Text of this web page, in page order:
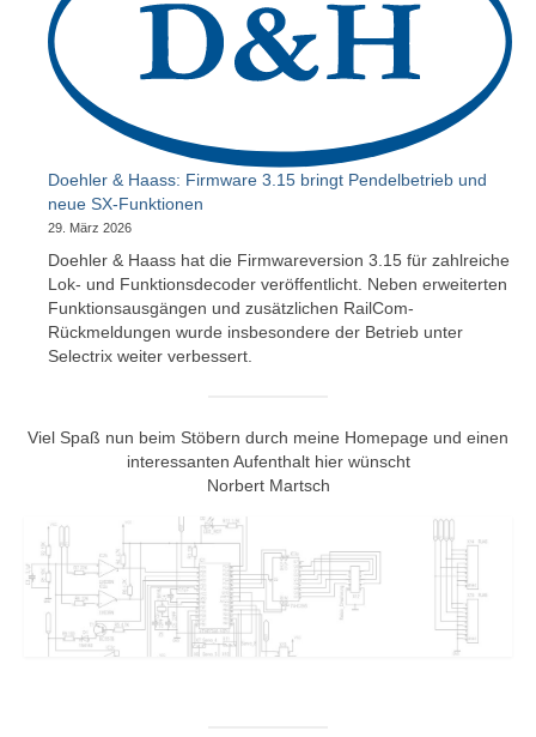
MoBa-Blog
OpenDCC-Links
Kontakt
Gästebuch
Doehler & Haass: Firmware 3.15 bringt Pendelbetrieb und
neue SX-Funktionen
29. März 2026
Doehler & Haass hat die Firmwareversion 3.15 für zahlreiche
Lok- und Funktionsdecoder veröffentlicht. Neben erweiterten
Funktionsausgängen und zusätzlichen RailCom-
Rückmeldungen wurde insbesondere der Betrieb unter
Selectrix weiter verbessert.
Viel Spaß nun beim Stöbern durch meine Homepage und einen
interessanten Aufenthalt hier wünscht
Norbert Martsch